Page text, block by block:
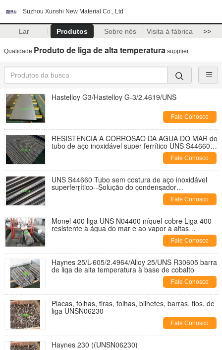
Suzhou Xunshi New Material Co., Ltd
Lar Produtos Sobre nós Visita à fábrica >>
Qualidade Produto de liga de alta temperatura supplier.
Hastelloy G3/Hastelloy G-3/2.4619/UNS
Fale Conosco
RESISTÊNCIA À CORROSÃO DA ÁGUA DO MAR do
tubo de aço inoxidável super ferrítico UNS S44660
para aplicação de equipamentos de central elétrica
Fale Conosco
UNS S44660 Tubo sem costura de aço inoxidável
superferrítico--Solução do condensador
RESISTÊNCIA À CORROSÃO DA ÁGUA DO MAR
Fale Conosco
Monel 400 liga UNS N04400 níquel-cobre Liga 400
resistente à água do mar e ao vapor a altas
Fale Conosco
Haynes 25/L-605/2.4964/Alloy 25/UNS R30605 barra
de liga de alta temperatura à base de cobalto
Fale Conosco
Placas, folhas, tiras, folhas, bilhetes, barras, fios, de
liga UNSN06230
Fale Conosco
Haynes 230 ((UNSN06230)